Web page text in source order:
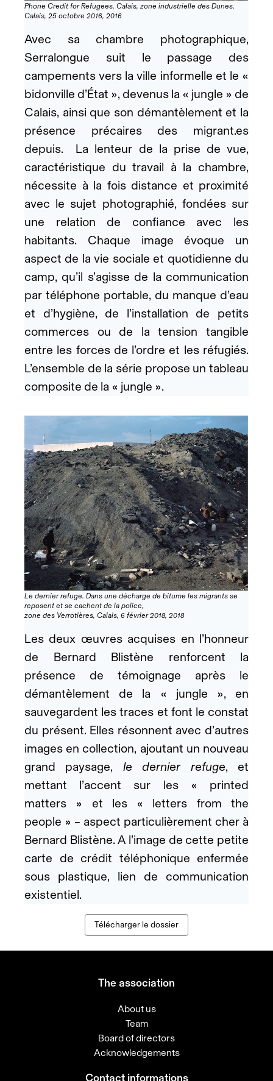
Phone Credit for Refugees, Calais, zone industrielle des Dunes,
Calais, 25 octobre 2016, 2016
Avec sa chambre photographique,
Serralongue suit le passage des
campements vers la ville informelle et le «
bidonville d’État », devenus la « jungle » de
Calais, ainsi que son démantèlement et la
présence précaires des migrant.es
depuis. La lenteur de la prise de vue,
caractéristique du travail à la chambre,
nécessite à la fois distance et proximité
avec le sujet photographié, fondées sur
une relation de confiance avec les
habitants. Chaque image évoque un
aspect de la vie sociale et quotidienne du
camp, qu’il s’agisse de la communication
par téléphone portable, du manque d’eau
et d’hygiène, de l’installation de petits
commerces ou de la tension tangible
entre les forces de l’ordre et les réfugiés.
L’ensemble de la série propose un tableau
composite de la « jungle ».
Le dernier refuge. Dans une décharge de bitume les migrants se
reposent et se cachent de la police,
zone des Verrotières, Calais, 6 février 2018, 2018
Les deux œuvres acquises en l’honneur
de Bernard Blistène renforcent la
présence de témoignage après le
démantèlement de la « jungle », en
sauvegardent les traces et font le constat
du présent. Elles résonnent avec d’autres
images en collection, ajoutant un nouveau
grand paysage, le dernier refuge, et
mettant l’accent sur les « printed
matters » et les « letters from the
people » – aspect particulièrement cher à
Bernard Blistène. A l’image de cette petite
carte de crédit téléphonique enfermée
sous plastique, lien de communication
existentiel.
Télécharger le dossier
The association
About us
Team
Board of directors
Acknowledgements
Contact informations